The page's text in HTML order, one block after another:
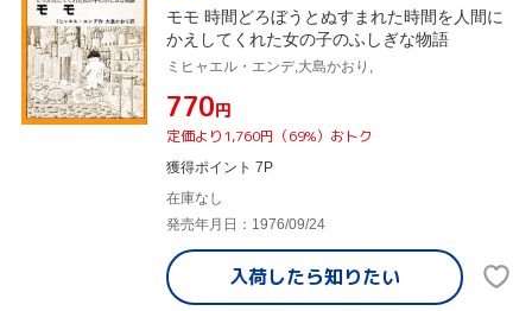
モモ 時間どろぼうとぬすまれた時間を人間に
かえしてくれた女の子のふしぎな物語
ミヒャエル・エンデ,大島かおり,
¥770円
定価より1,760円（69%）おトク
獲得ポイント 7P
在庫なし
発売年月日：1976/09/24
入荷したら知りたい